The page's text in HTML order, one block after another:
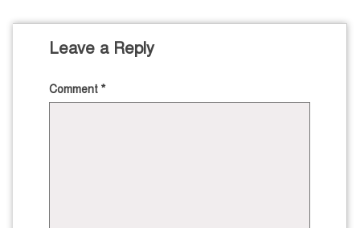
Leave a Reply
Comment *